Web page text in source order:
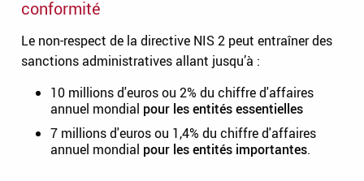
conformité
Le non-respect de la directive NIS 2 peut entraîner des
sanctions administratives allant jusqu’à :
10 millions d'euros ou 2% du chiffre d'affaires
annuel mondial pour les entités essentielles
7 millions d'euros ou 1,4% du chiffre d'affaires
annuel mondial pour les entités importantes.